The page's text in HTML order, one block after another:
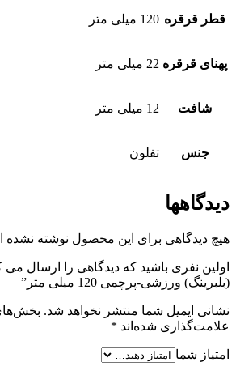
قطر قرقره 120 میلی متر
پهنای قرقره 22 میلی متر
شافت 12 میلی متر
جنس تفلون
دیدگاهها
هیچ دیدگاهی برای این محصول نوشته
اولین نفری باشید که دیدگاهی را ارسال می
(بلبرینگ) ورزشی-پرچمی 120 میلی متر”
نشانی ایمیل شما منتشر نخواهد شد.
علامت‌گذاری شده‌اند *
امتیاز شما